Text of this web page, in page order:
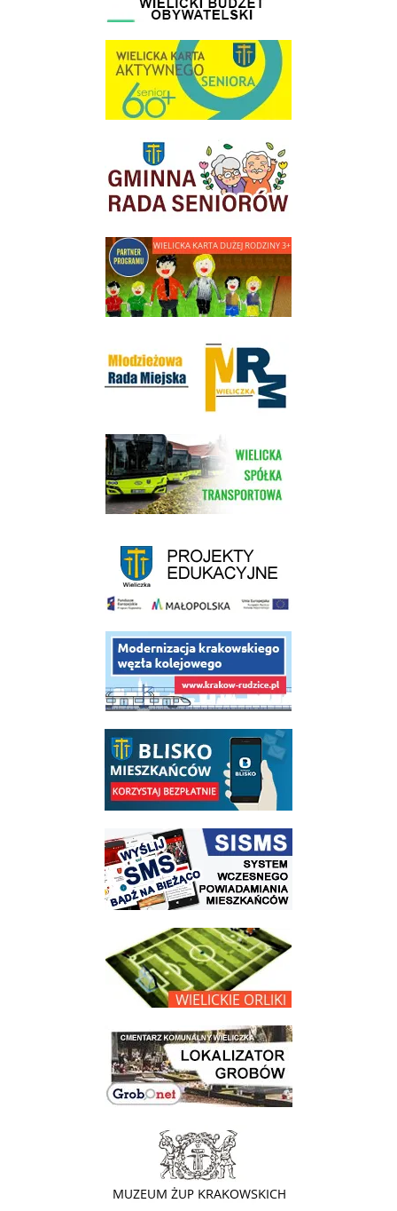
link do strony Wielicka Karta Aktywnego Seniora
link do strony Gminnej Rady Seniorow - Wieliczka
link do strony - Wielicka Karta Dużej Rodziny
link do strony Wielickiej Spółki Transportowej
link do opisu projektu budowy linii kolejowej Krakow Rudzice
link do opisu aplikacji - BLISKO, Gmina Wieliczka w aplikacji Blisko
link do strony systemu wczesnego ostrzegania mieszkańców SISMS
link do opisu projektu Wielickie Orliki
link do lokalizatora grobów na wielickim cmentarzu - grobnet
link do strony - Muzeum Żup Krakowskich Wieliczka